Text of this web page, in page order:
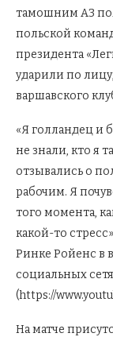
тамошним АЗ
польской
президента
ударили по
варшавского
«Я голландец и
не знали, кто я
отзывались о
рабочим. Я
того момента,
какой-то
Ринке Ройенс в
социальных
(https://
На матче